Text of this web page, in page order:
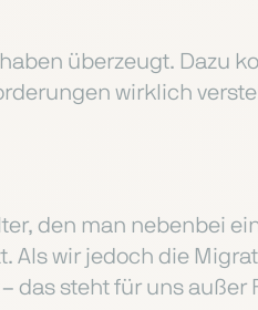
überzeugt. Dazu
wirklich
den man nebenbei
Als wir jedoch die
das steht für uns außer